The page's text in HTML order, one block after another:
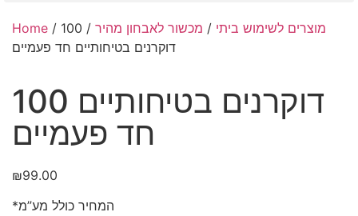
Home / מוצרים לשימוש ביתי / מכשור לאבחון מהיר
/ 100
דוקרנים בטיחותיים חד פעמיים
100 דוקרנים בטיחותיים
חד פעמיים
₪99.00
*המחיר כולל מע”מ